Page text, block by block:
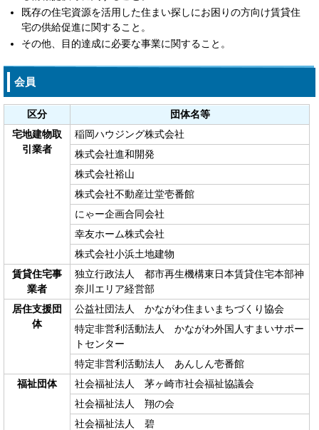
既存の住宅資源を活用した住まい探しにお困りの方向け賃貸住
宅の供給促進に関すること。
その他、目的達成に必要な事業に関すること。
会員
区分
団体名等
宅地建物取
引業者
稲岡ハウジング株式会社
株式会社進和開発
株式会社裕山
株式会社不動産辻堂壱番館
にゃー企画合同会社
幸友ホーム株式会社
株式会社小浜土地建物
賃貸住宅事
業者
独立行政法人 都市再生機構東日本賃貸住宅本部神
奈川エリア経営部
居住支援団
体
公益社団法人 かながわ住まいまちづくり協会
特定非営利活動法人 かながわ外国人すまいサポー
トセンター
特定非営利活動法人 あんしん壱番館
福祉団体
社会福祉法人 茅ヶ崎市社会福祉協議会
社会福祉法人 翔の会
社会福祉法人 碧